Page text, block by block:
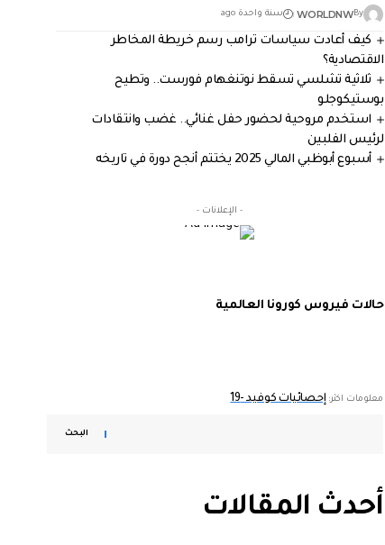
By
WORLDNW سنة واحدة ago
كيف أعادت سياسات ترامب رسم خريطة المخاطر
الاقتصادية؟
ثلاثية تشلسي تسقط نوتنغهام فورست.. وتطيح
بوستيكوجلو
استخدم مروحية لحضور حفل غنائي.. غضب وانتقادات
لرئيس الفلبين
أسبوع أبوظبي المالي 2025 يختتم أنجح دورة في تاريخه
- الإعلانات -
حالات فيروس كورونا العالمية
معلومات اكثر: إحصائيات كوفيد -19
البحث
أحدث المقالات